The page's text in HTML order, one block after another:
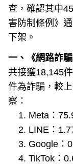
查，確認其中
害防制條例》
下架。
一、《網路詐
共接獲18,145
件為詐騙，較
察：
Meta：
LINE：
Google：
TikTok：